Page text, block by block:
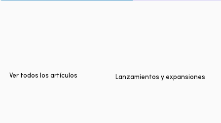
Technologies
Ver todos los artículos Lanzamientos y expansiones